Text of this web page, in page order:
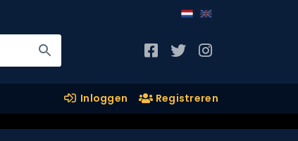
Inloggen Registreren